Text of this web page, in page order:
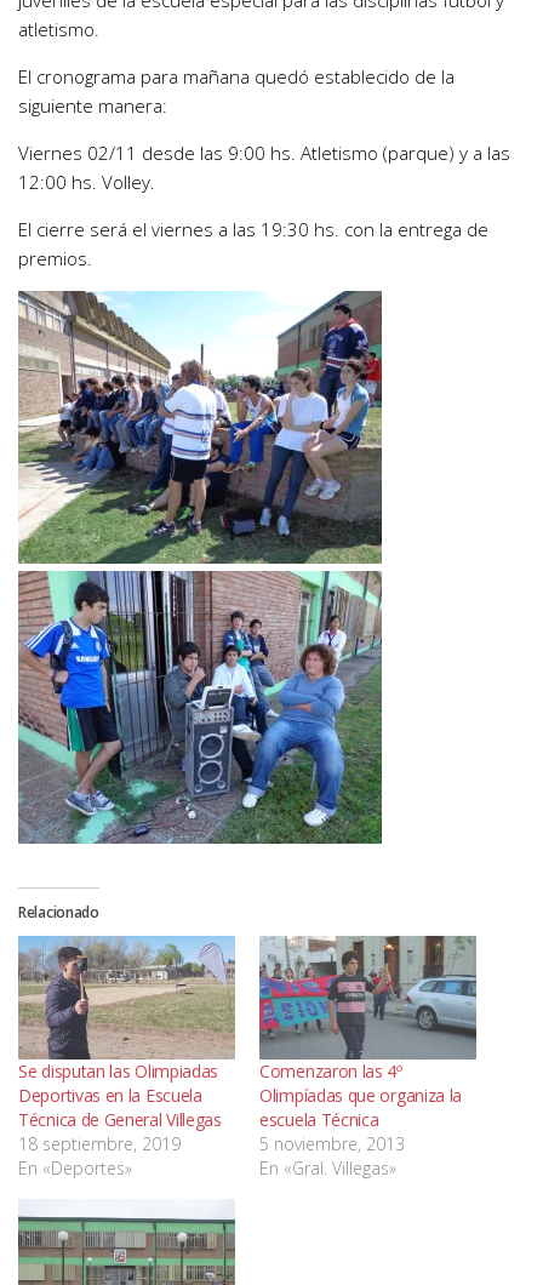
atletismo.
El cronograma para mañana quedó establecido de la
siguiente manera:
Viernes 02/11 desde las 9:00 hs. Atletismo (parque) y a las
12:00 hs. Volley.
El cierre será el viernes a las 19:30 hs. con la entrega de
premios.
Relacionado
Se disputan las Olimpiadas
Deportivas en la Escuela
Técnica de General Villegas
18 septiembre, 2019
En «Deportes»
Comenzaron las 4º
Olimpíadas que organiza la
escuela Técnica
5 noviembre, 2013
En «Gral. Villegas»